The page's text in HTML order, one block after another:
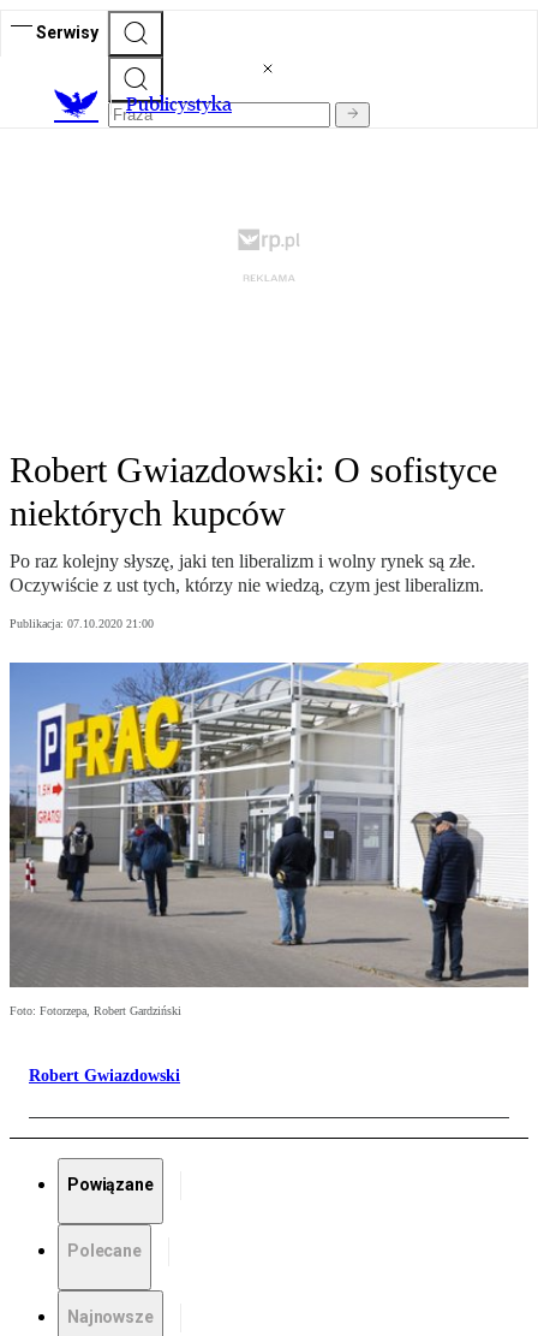
Serwisy
Publicystyka
Robert Gwiazdowski: O sofistyce
niektórych kupców
Po raz kolejny słyszę, jaki ten liberalizm i wolny rynek są złe.
Oczywiście z ust tych, którzy nie wiedzą, czym jest liberalizm.
Publikacja: 07.10.2020 21:00
Foto: Fotorzepa, Robert Gardziński
Robert Gwiazdowski
Powiązane
Polecane
Najnowsze